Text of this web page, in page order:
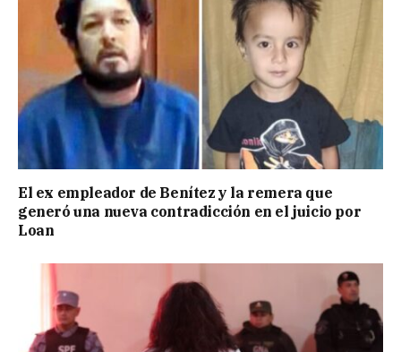
El ex empleador de Benítez y la remera que
generó una nueva contradicción en el juicio por
Loan